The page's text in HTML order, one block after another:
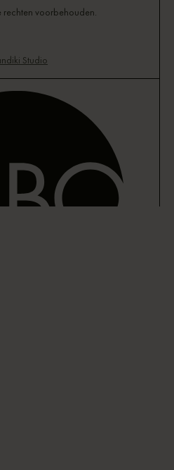
voorbehouden.
Studio